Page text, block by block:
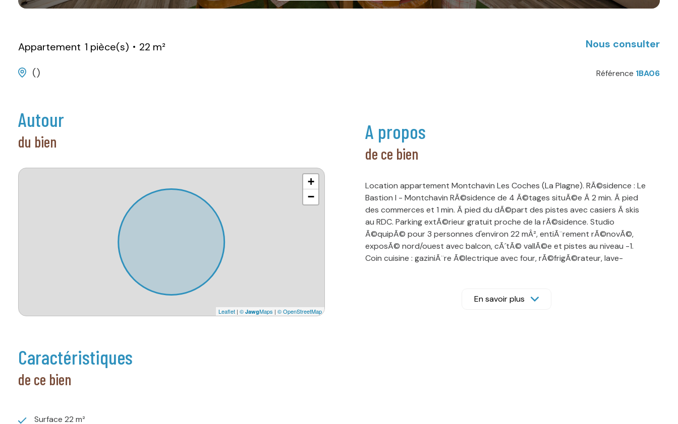
Appartement 1 pièce(s)
22 m²
()
Nous consulter
Référence 1BA06
autour
du bien
+
−
Leaflet | © JawgMaps | © OpenStreetMap
a propos
de ce bien
Location appartement Montchavin Les Coches (La Plagne). RÃ©sidence : Le
Bastion I - Montchavin RÃ©sidence de 4 Ã©tages situÃ©e Ã 2 min. Ã pied
des commerces et 1 min. Ã pied du dÃ©part des pistes avec casiers Ã skis
au RDC. Parking extÃ©rieur gratuit proche de la rÃ©sidence. Studio
Ã©quipÃ© pour 3 personnes d'environ 22 mÂ², entiÃ¨rement rÃ©novÃ©,
exposÃ© nord/ouest avec balcon, cÃ´tÃ© vallÃ©e et pistes au niveau -1.
Coin cuisine : gaziniÃ¨re Ã©lectrique avec four, rÃ©frigÃ©rateur, lave-
Ã©cran plat. Salle de bains avec baignoire et WC. ANIMAUX NON ADMIS. Le
prix de la location inclut le mÃ©nage de fin de sÃ©jour SAUF LA CUISINE. Le
En savoir plus
caractéristiques
de ce bien
Surface 22 m²